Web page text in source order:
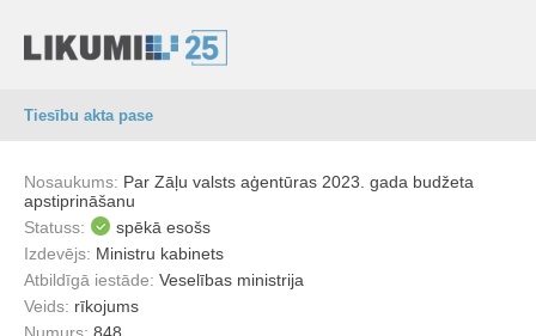
Tiesību akta pase
Nosaukums: Par Zāļu valsts aģentūras 2023. gada budžeta
apstiprināšanu
Statuss:
spēkā esošs
Izdevējs: Ministru kabinets
Atbildīgā iestāde: Veselības ministrija
Veids: rīkojums